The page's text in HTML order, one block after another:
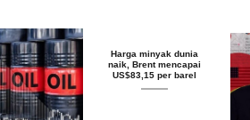
Harga minyak dunia
naik, Brent mencapai
US$83,15 per barel